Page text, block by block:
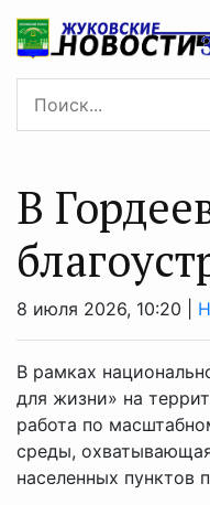
В
8 июля 2026, 10:20 |
В рамках
для жизни» на
работа по
среды,
населенных пунктов